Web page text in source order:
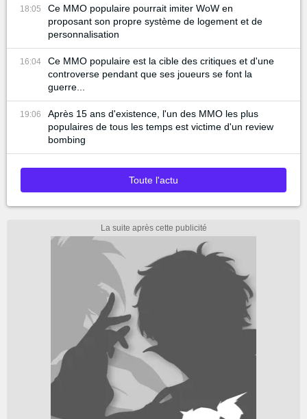
18:05
Ce MMO populaire pourrait imiter WoW en
proposant son propre système de logement et de
personnalisation
16:04
Ce MMO populaire est la cible des critiques et d'une
controverse pendant que ses joueurs se font la
guerre...
19:06
Après 15 ans d'existence, l'un des MMO les plus
populaires de tous les temps est victime d'un review
bombing
Toute l'actu